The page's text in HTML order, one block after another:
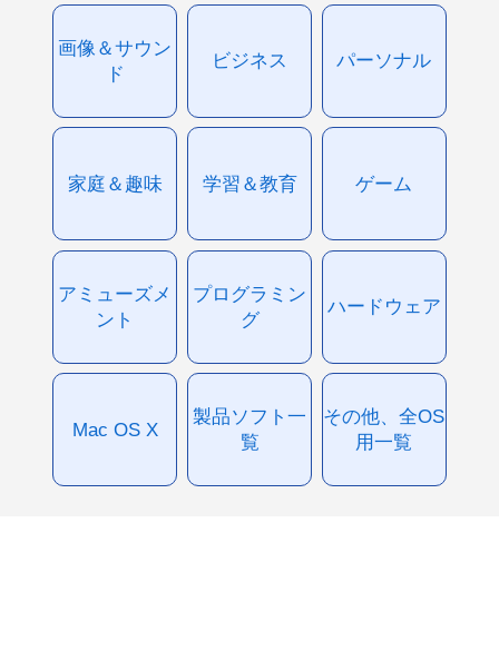
画像＆サウン
ド
ビジネス パーソナル
家庭＆趣味 学習＆教育 ゲーム
アミューズメ
ント
プログラミン
グ
ハードウェア
Mac OS X
製品ソフト一
覧
その他、全OS
用一覧